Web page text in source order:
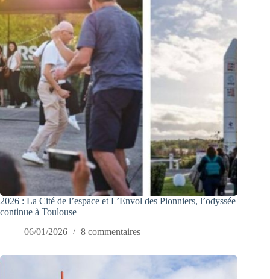
2026 : La Cité de l’espace et L’Envol des Pionniers, l’odyssée
continue à Toulouse
06/01/2026
8 commentaires